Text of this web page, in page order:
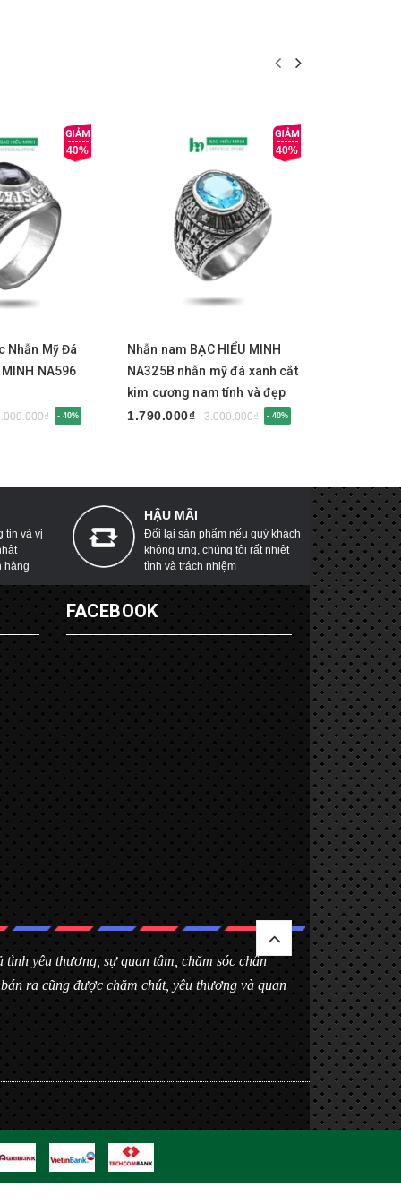
40%
Nhẫn Mỹ Đá
NA596
- 40%
40%
Nhẫn nam BẠC HIỂU MINH
NA325B nhẫn mỹ đá xanh cắt
kim cương nam tính và đẹp
1.790.000₫
3.000.000₫ - 40%
tin và vị
hàng
HẬU MÃI
Đổi lại sản phẩm nếu quý khách
không ưng, chúng tôi rất nhiệt
tình và trách nhiệm
FACEBOOK
yêu thương, sự quan tâm, chăm sóc chân
ra cũng được chăm chút, yêu thương và quan